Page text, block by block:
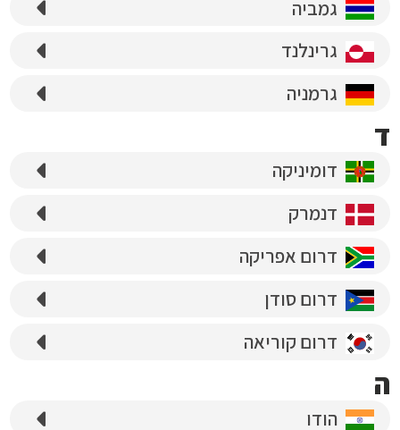
גמביה
גרינלנד
גרמניה
ד
דומיניקה
דנמרק
דרום אפריקה
דרום סודן
דרום קוריאה
ה
הודו